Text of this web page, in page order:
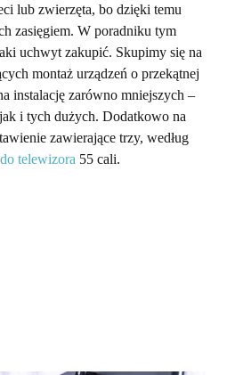
lub zwierzęta, bo dzięki temu
zasięgiem. W poradniku tym
uchwyt zakupić. Skupimy się na
montaż urządzeń o przekątnej
instalację zarówno mniejszych –
i tych dużych. Dodatkowo na
zawierające trzy, według
telewizora 55 cali.